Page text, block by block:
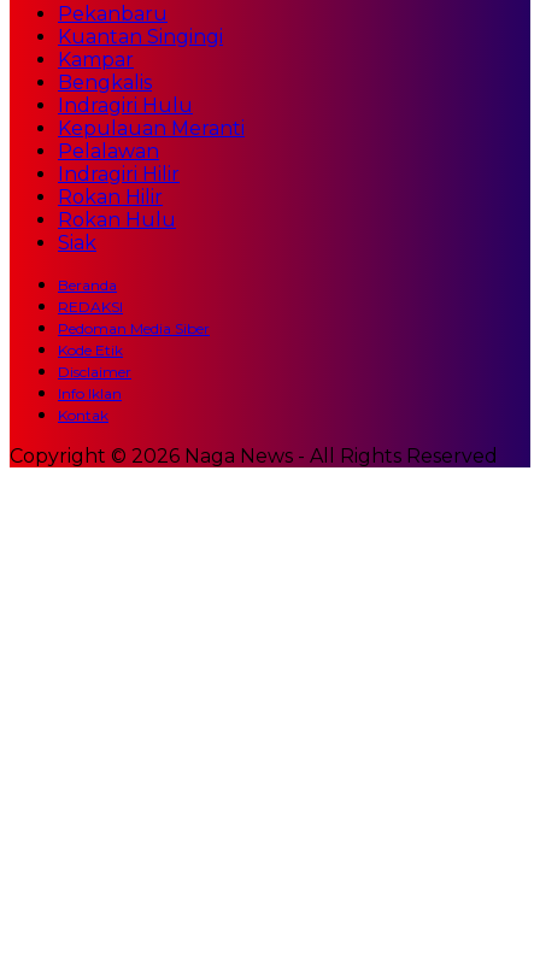
Pekanbaru
Kuantan Singingi
Kampar
Bengkalis
Indragiri Hulu
Kepulauan Meranti
Pelalawan
Indragiri Hilir
Rokan Hilir
Rokan Hulu
Siak
Beranda
REDAKSI
Pedoman Media Siber
Kode Etik
Disclaimer
Info Iklan
Kontak
Copyright © 2026 Naga News - All Rights Reserved